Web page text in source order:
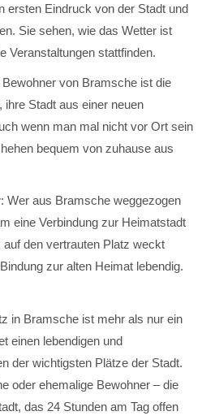
ersten Eindruck von der Stadt und
Sie sehen, wie das Wetter ist
Veranstaltungen stattfinden.
Bewohner von Bramsche ist die
Stadt aus einer neuen
wenn man mal nicht vor Ort sein
bequem von zuhause aus
: Wer aus Bramsche weggezogen
eine Verbindung zur Heimatstadt
den vertrauten Platz weckt
zur alten Heimat lebendig.
in Bramsche ist mehr als nur ein
einen lebendigen und
der wichtigsten Plätze der Stadt.
oder ehemalige Bewohner – die
das 24 Stunden am Tag offen